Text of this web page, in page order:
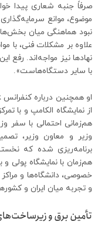
صرفاً جنبه شعاری پیدا
موضوع، موانع
نبود هماهنگی میان
علاوه بر مشکلات فنی، با
نهادها نیز مواجه‌اند. رفع
با سایر دستگاه‌هاست».
از نمایشگاه الکامپ و با
هم‌زمانی احتمالی با سفر
وزیر و معاون وزیر،
برنامه‌ریزی شده که
هم‌زمان با نمایشگاه پولی
خصوصی، دانشگاه‌ها و
و تجربه میان ایران و
تأمین برق و